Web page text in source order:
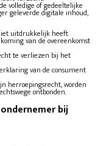
volledige of gedeeltelijke
geleverde digitale inhoud,
uitdrukkelijk heeft
van de overeenkomst
te verliezen bij het
van de consument
herroepingsrecht, worden
ontbonden.
bij